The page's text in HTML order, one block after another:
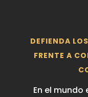
DEFIENDA
FRENTE A
En el